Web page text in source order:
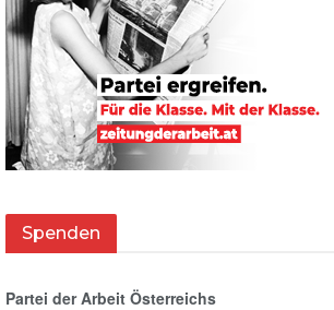
Spenden
Partei der Arbeit Österreichs